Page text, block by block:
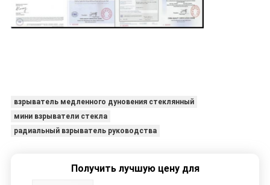
взрыватель медленного дуновения стеклянный
мини взрыватели стекла
радиальный взрыватель руководства
Получить лучшую цену для